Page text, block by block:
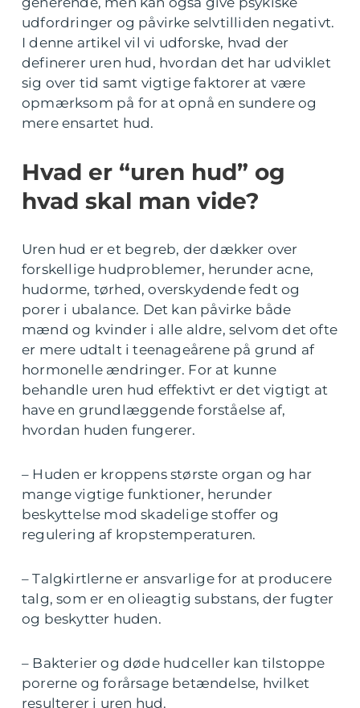
udfordringer og påvirke selvtilliden negativt.
I denne artikel vil vi udforske, hvad der
definerer uren hud, hvordan det har udviklet
sig over tid samt vigtige faktorer at være
opmærksom på for at opnå en sundere og
mere ensartet hud.
Hvad er “uren hud” og
hvad skal man vide?
Uren hud er et begreb, der dækker over
forskellige hudproblemer, herunder acne,
hudorme, tørhed, overskydende fedt og
porer i ubalance. Det kan påvirke både
mænd og kvinder i alle aldre, selvom det ofte
er mere udtalt i teenageårene på grund af
hormonelle ændringer. For at kunne
behandle uren hud effektivt er det vigtigt at
have en grundlæggende forståelse af,
hvordan huden fungerer.
– Huden er kroppens største organ og har
mange vigtige funktioner, herunder
beskyttelse mod skadelige stoffer og
regulering af kropstemperaturen.
– Talgkirtlerne er ansvarlige for at producere
talg, som er en olieagtig substans, der fugter
og beskytter huden.
– Bakterier og døde hudceller kan tilstoppe
porerne og forårsage betændelse, hvilket
resulterer i uren hud.